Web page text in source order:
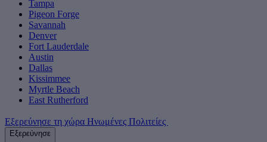
Tampa
Pigeon Forge
Savannah
Denver
Fort Lauderdale
Austin
Dallas
Kissimmee
Myrtle Beach
East Rutherford
Εξερεύνησε τη χώρα Ηνωμένες Πολιτείες
Εξερεύνησε